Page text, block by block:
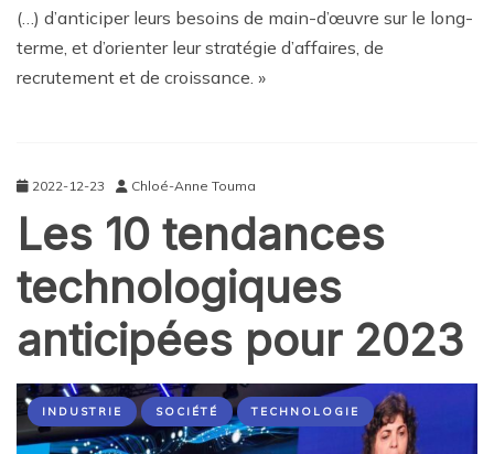
(…) d’anticiper leurs besoins de main-d’œuvre sur le long-
terme, et d’orienter leur stratégie d’affaires, de
recrutement et de croissance. »
2022-12-23 Chloé-Anne Touma
Les 10 tendances
technologiques
anticipées pour 2023
INDUSTRIE SOCIÉTÉ TECHNOLOGIE